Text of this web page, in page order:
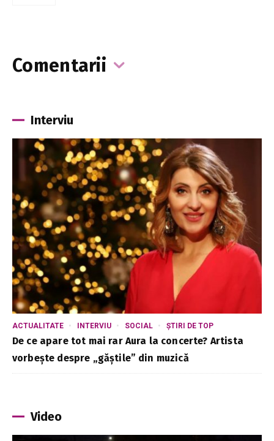
Comentarii
Interviu
ACTUALITATE INTERVIU SOCIAL ȘTIRI DE TOP
De ce apare tot mai rar Aura la concerte? Artista
vorbește despre „găștile” din muzică
Video